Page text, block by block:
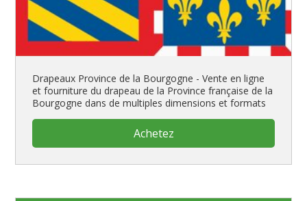
Drapeaux Province de la Bourgogne - Vente en ligne
et fourniture du drapeau de la Province française de la
Bourgogne dans de multiples dimensions et formats
Achetez